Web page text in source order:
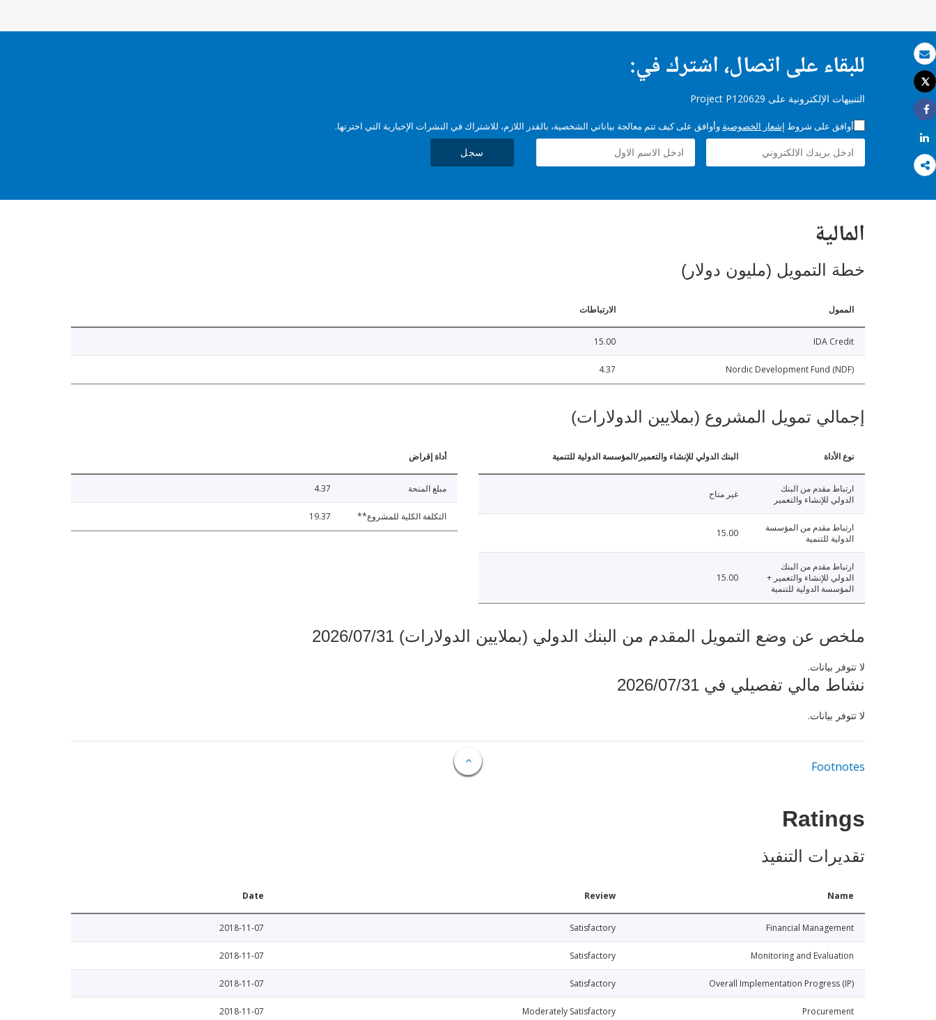
بريد الكتروني
طباعة
Tweet
Share
Share
للبقاء على اتصال، اشترك في:
التنبيهات الإلكترونية على Project P120629
أوافق على شروط إشعار الخصوصية وأوافق على كيف تتم معالجة بياناتي الشخصية، بالقدر اللازم، للاشتراك في النشرات الإخبارية التي اخترتها.
سجل
المالية
خطة التمويل (مليون دولار)
الممول الارتباطات
IDA Credit
15.00
Nordic Development Fund (NDF)
4.37
إجمالي تمويل المشروع (بملايين الدولارات)
نوع الأداة البنك الدولي للإنشاء والتعمير/المؤسسة الدولية للتنمية
ارتباط مقدم من البنك
الدولي للإنشاء والتعمير
غير متاح
ارتباط مقدم من المؤسسة
الدولية للتنمية
15.00
ارتباط مقدم من البنك
الدولي للإنشاء والتعمير +
المؤسسة الدولية للتنمية
15.00
أداة إقراض
مبلغ المنحة 4.37
التكلفة الكلية للمشروع** 19.37
ملخص عن وضع التمويل المقدم من البنك الدولي (بملايين الدولارات) 2026/07/31
لا تتوفر بيانات.
نشاط مالي تفصيلي في 2026/07/31
لا تتوفر بيانات.
Footnotes
Ratings
تقديرات التنفيذ
Name
Review
Date
Financial Management
Satisfactory
2018-11-07
Monitoring and Evaluation
Satisfactory
2018-11-07
Overall Implementation Progress (IP)
Satisfactory
2018-11-07
Procurement
Moderately Satisfactory
2018-11-07